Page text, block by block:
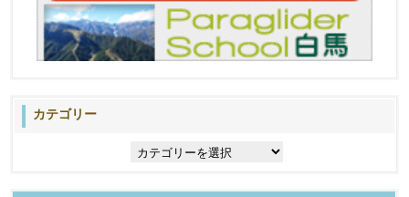
カテゴリー